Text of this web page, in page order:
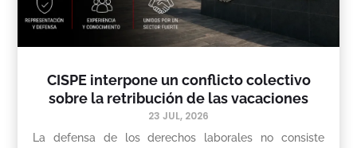
CISPE interpone un conflicto colectivo
sobre la retribución de las vacaciones
23 JUL, 2026
La defensa de los derechos laborales no consiste